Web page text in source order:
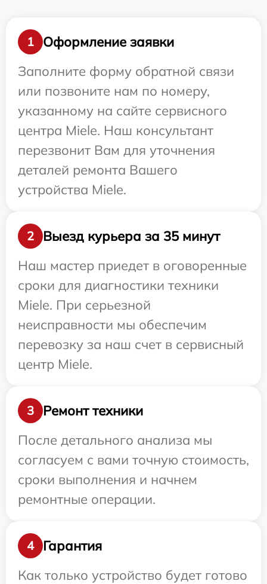
1
Оформление заявки
Заполните форму обратной связи
или позвоните нам по номеру,
указанному на сайте сервисного
центра Miele. Наш консультант
перезвонит Вам для уточнения
деталей ремонта Вашего
устройства Miele.
2
Выезд курьера за 35 минут
Наш мастер приедет в оговоренные
сроки для диагностики техники
Miele. При серьезной
неисправности мы обеспечим
перевозку за наш счет в сервисный
центр Miele.
3
Ремонт техники
После детального анализа мы
согласуем с вами точную стоимость,
сроки выполнения и начнем
ремонтные операции.
4
Гарантия
Как только устройство будет готово